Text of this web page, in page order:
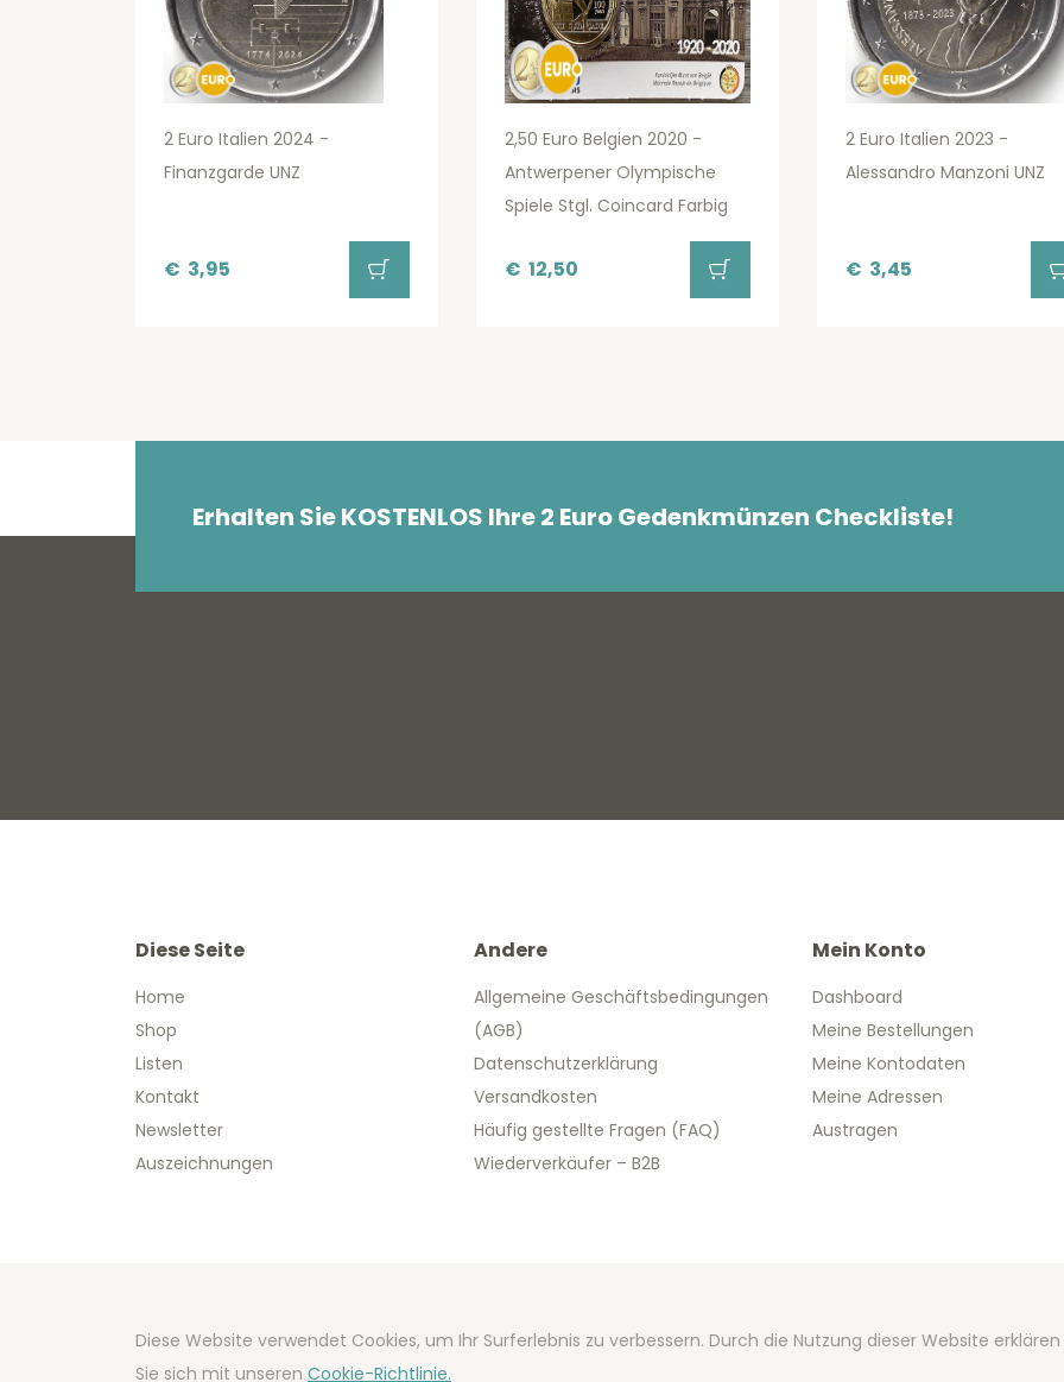
2 Euro Italien 2024 -
Finanzgarde UNZ
€ 3,95
2,50 Euro Belgien 2020 -
Antwerpener Olympische
Spiele Stgl. Coincard Farbig
€ 12,50
2 Euro Italien 2023 -
Alessandro Manzoni UNZ
€ 3,45
Erhalten Sie KOSTENLOS Ihre 2 Euro Gedenkmünzen Checkliste!
Diese Seite
Home
Shop
Listen
Kontakt
Newsletter
Auszeichnungen
Andere
Allgemeine Geschäftsbedingungen
(AGB)
Datenschutzerklärung
Versandkosten
Häufig gestellte Fragen (FAQ)
Wiederverkäufer – B2B
Mein Konto
Dashboard
Meine Bestellungen
Meine Kontodaten
Meine Adressen
Austragen
- Content by 2eurogedenkmunzen.de
Diese Website verwendet Cookies, um Ihr Surferlebnis zu verbessern. Durch die Nutzung dieser Website erklären
Sie sich mit unseren Cookie-Richtlinie.